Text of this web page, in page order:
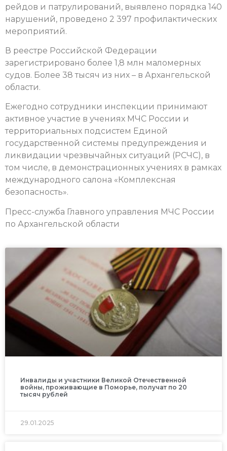
рейдов и патрулирований, выявлено порядка 140
нарушений, проведено 2 397 профилактических
мероприятий.
В реестре Российской Федерации
зарегистрировано более 1,8 млн маломерных
судов. Более 38 тысяч из них – в Архангельской
области.
Ежегодно сотрудники инспекции принимают
активное участие в учениях МЧС России и
территориальных подсистем Единой
государственной системы предупреждения и
ликвидации чрезвычайных ситуаций (РСЧС), в
том числе, в демонстрационных учениях в рамках
международного салона «Комплексная
безопасность».
Пресс-служба Главного управления МЧС России
по Архангельской области
Инвалиды и участники Великой Отечественной
войны, проживающие в Поморье, получат по 20
тысяч рублей
29.01.2025